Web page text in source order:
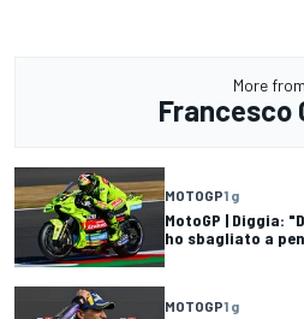
More from
Francesco
MOTOGP1 g
MotoGP | Diggia:
ho sbagliato a
MOTOGP1 g